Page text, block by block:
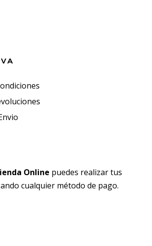
Online puedes realizar tus
cualquier método de pago.